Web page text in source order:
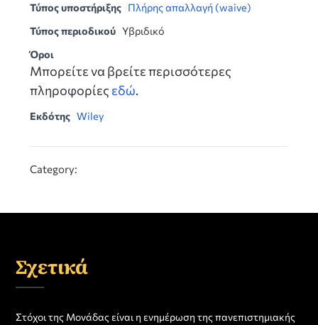
Τύπος υποστήριξης Πλήρης απαλλαγή (waive)
Τύπος περιοδικού Υβριδικό
Όροι
Μπορείτε να βρείτε περισσότερες
πληροφορίες εδώ.
Εκδότης Wiley
Category:
Σχετικά
Στόχοι της Μονάδας είναι η ενημέρωση της πανεπιστημιακής